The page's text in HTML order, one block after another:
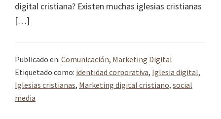
digital cristiana? Existen muchas iglesias cristianas
[…]
Publicado en: Comunicación, Marketing Digital
Etiquetado como: identidad corporativa, Iglesia digital,
Iglesias cristianas, Marketing digital cristiano, social
media